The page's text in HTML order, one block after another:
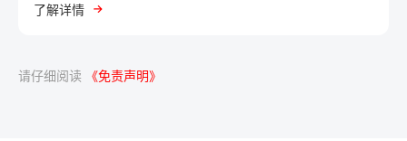
了解详情
请仔细阅读 《免责声明》